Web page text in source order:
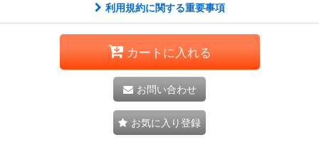
利用規約に関する重要事項
カートに入れる
お問い合わせ
お気に入り登録